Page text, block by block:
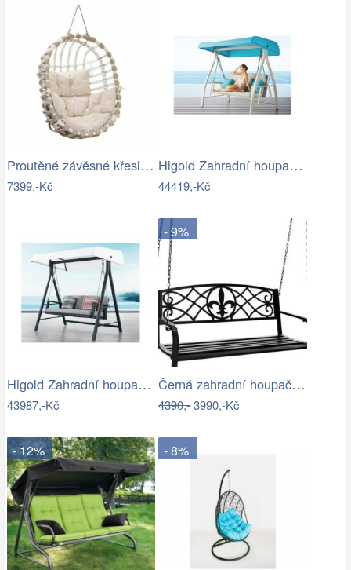
Proutěné závěsné křeslo Lena, bílý rám…
7399,-Kč
Higold Zahradní houpačka HIGOLD Nofi…
44419,-Kč
Higold Zahradní houpačka HIGOLD Emoti
43987,-Kč
- 9%
Černá zahradní houpačka Ameli
4390,-3990,-Kč
- 12% - 8%